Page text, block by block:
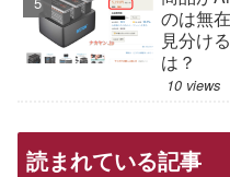
のは無
見分け
は？
10 views
読まれている記事